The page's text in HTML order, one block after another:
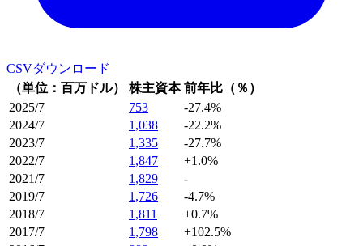
CSVダウンロード
（単位：百万ドル）
株主資本 前年比（％）
2025/7
753
-27.4%
2024/7
1,038
-22.2%
2023/7
1,335
-27.7%
2022/7
1,847
+1.0%
2021/7
1,829
-
2019/7
1,726
-4.7%
2018/7
1,811
+0.7%
2017/7
1,798
+102.5%